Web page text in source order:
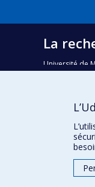
La
Université de
Courriel: